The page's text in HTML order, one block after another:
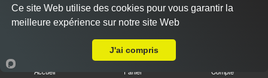
10.00 €
Accueil Panier Compte
Ce site Web utilise des cookies pour vous garantir la
meilleure expérience sur notre site Web
J'ai compris